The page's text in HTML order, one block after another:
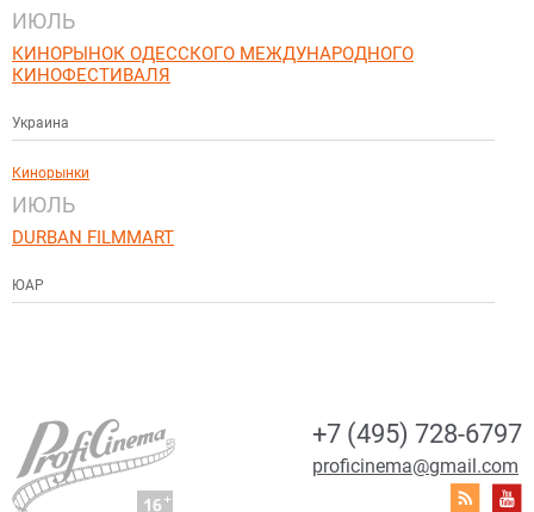
ИЮЛЬ
КИНОРЫНОК ОДЕССКОГО МЕЖДУНАРОДНОГО
КИНОФЕСТИВАЛЯ
Украина
Кинорынки
ИЮЛЬ
DURBAN FILMMART
ЮАР
+7 (495) 728-6797
proficinema@gmail.com